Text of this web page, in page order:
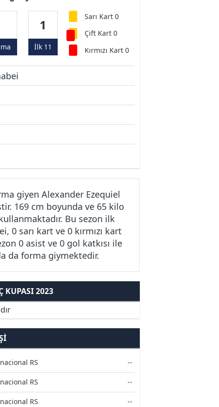
1
İlk 11
Sarı Kart 0
Çift Kart 0
Kırmızı Kart 0
giyen Alexander Ezequiel
169 cm boyunda ve 65 kilo
Bu sezon ilk
0 sarı kart ve 0 kırmızı kart
0 asist ve 0 gol katkısı ile
da forma giymektedir.
KUPASI 2023
RS --
RS --
RS --